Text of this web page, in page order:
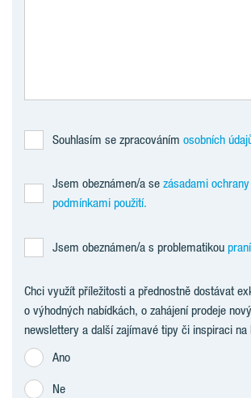
Souhlasím se zpracováním osobních
Jsem obeznámen/a se zásadami
podmínkami použití.
Jsem obeznámen/a s problematikou
Chci využít příležitosti a přednostně dostávat
o výhodných nabídkách, o zahájení prodeje
newslettery a další zajímavé tipy či inspiraci na
Ano
Ne